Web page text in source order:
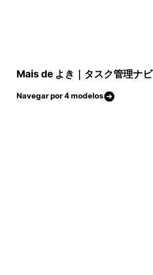
Mais de よき｜タスク管理ナビ
Navegar por 4 modelos